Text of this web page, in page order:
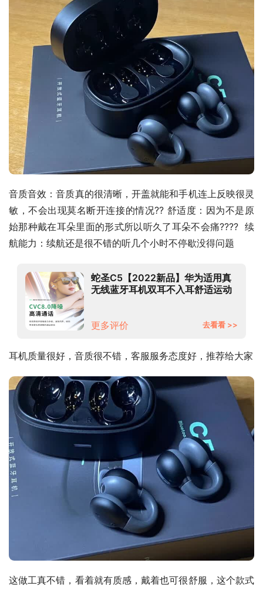
音质音效：音质真的很清晰，开盖就能和手机连上反映很灵
敏，不会出现莫名断开连接的情况?? 舒适度：因为不是原
始那种戴在耳朵里面的形式所以听久了耳朵不会痛????  续
航能力：续航还是很不错的听几个小时不停歇没得问题
蛇圣C5【2022新品】华为适用真
无线蓝牙耳机双耳不入耳舒适运动
久戴不痛|】 华为苹果安卓鸿蒙魅族
更多评价 去看看 >>
耳机质量很好，音质很不错，客服服务态度好，推荐给大家
这做工真不错，看着就有质感，戴着也可很舒服，这个款式